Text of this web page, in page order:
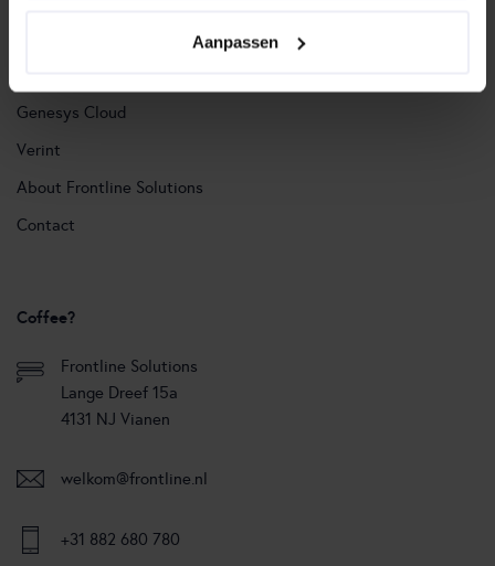
Aanpassen
Genesys Cloud
Verint
About Frontline Solutions
Contact
Coffee?
Frontline Solutions
Lange Dreef 15a
4131 NJ Vianen
welkom@frontline.nl
+31 882 680 780